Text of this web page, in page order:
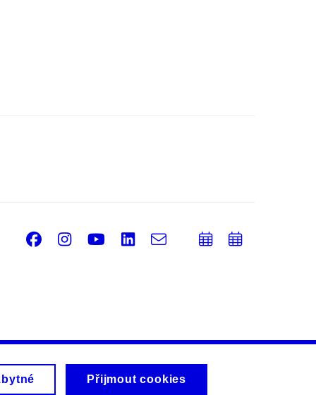
Facebook
Instagram
Youtube
LinkedIn
e-
PřidatPřidat
Přijmout cookies